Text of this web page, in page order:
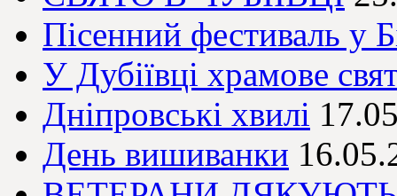
Пісенний фестиваль у
У Дубіївці храмове
Дніпровські хвилі
День вишиванки